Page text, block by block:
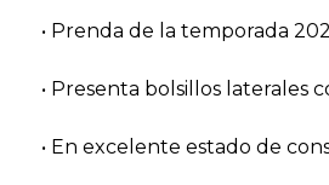
• Prenda de la temporada
• Presenta bolsillos laterales
• En excelente estado de